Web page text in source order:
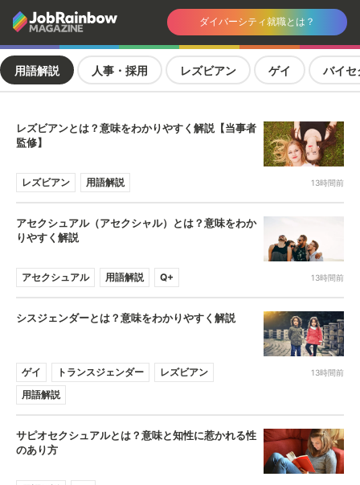
ダイバーシティ就職とは？
用語解説 人事・採用 レズビアン ゲイ バイセ
レズビアンとは？意味をわかりやすく解説【当事者
監修】
レズビアン 用語解説 13時間前
アセクシュアル（アセクシャル）とは？意味をわか
りやすく解説
アセクシュアル 用語解説 Q+ 13時間前
シスジェンダーとは？意味をわかりやすく解説
ゲイ トランスジェンダー
レズビアン
用語解説
13時間前
サピオセクシュアルとは？意味と知性に惹かれる性
のあり方